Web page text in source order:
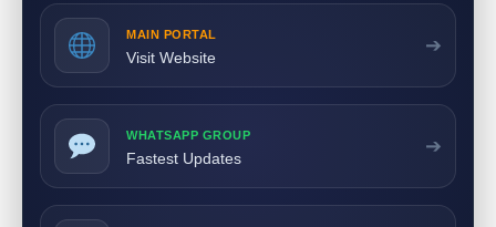
MAIN PORTAL
Visit Website
➔
WHATSAPP GROUP
Fastest Updates
➔